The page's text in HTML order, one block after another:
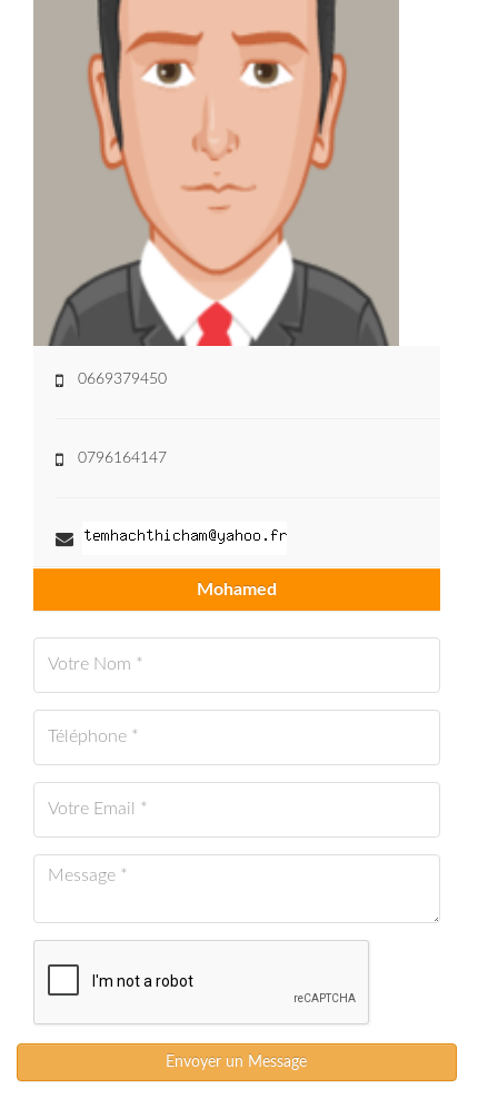
0669379450
0796164147
Mohamed
Envoyer un Message